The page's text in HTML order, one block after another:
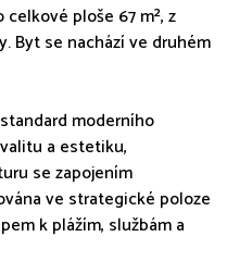
ploše 67 m², z
Byt se nachází ve druhém
moderního
a estetiku,
se zapojením
ve strategické poloze
k plážím, službám a